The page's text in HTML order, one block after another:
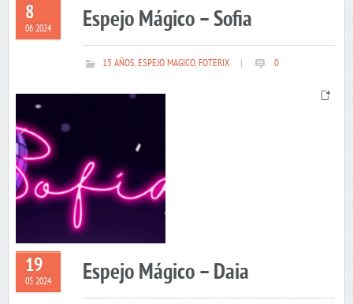
8
06 2024 Espejo Mágico – Sofia
15 AÑOS,ESPEJO MAGICO,FOTERIX 0
19
05 2024 Espejo Mágico – Daia